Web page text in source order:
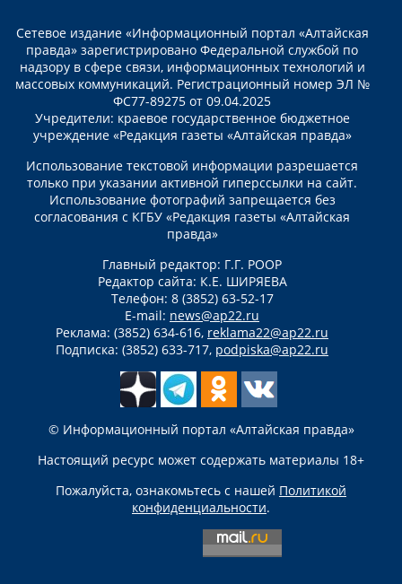
Сетевое издание «Информационный портал «Алтайская
правда» зарегистрировано Федеральной службой по
надзору в сфере связи, информационных технологий и
массовых коммуникаций. Регистрационный номер ЭЛ №
ФС77-89275 от 09.04.2025
Учредители: краевое государственное бюджетное
учреждение «Редакция газеты «Алтайская правда»
Использование текстовой информации разрешается
только при указании активной гиперссылки на сайт.
Использование фотографий запрещается без
согласования с КГБУ «Редакция газеты «Алтайская
правда»
Главный редактор: Г.Г. РООР
Редактор сайта: К.Е. ШИРЯЕВА
Телефон: 8 (3852) 63-52-17
E-mail: news@ap22.ru
Реклама: (3852) 634-616, reklama22@ap22.ru
Подписка: (3852) 633-717, podpiska@ap22.ru
© Информационный портал «Алтайская правда»
Настоящий ресурс может содержать материалы 18+
Пожалуйста, ознакомьтесь с нашей Политикой
конфиденциальности.